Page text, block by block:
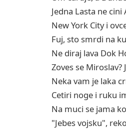
Jedna Lasta ne
New York City i
Fuj, sto smrdi na
Ne diraj lava Dok
Zoves se Miroslav?
Neka vam je laka
Cetiri noge i ruku
Na muci se jama
"Jebes vojsku",